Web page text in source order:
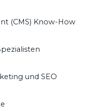
(CMS) Know-How
und SEO